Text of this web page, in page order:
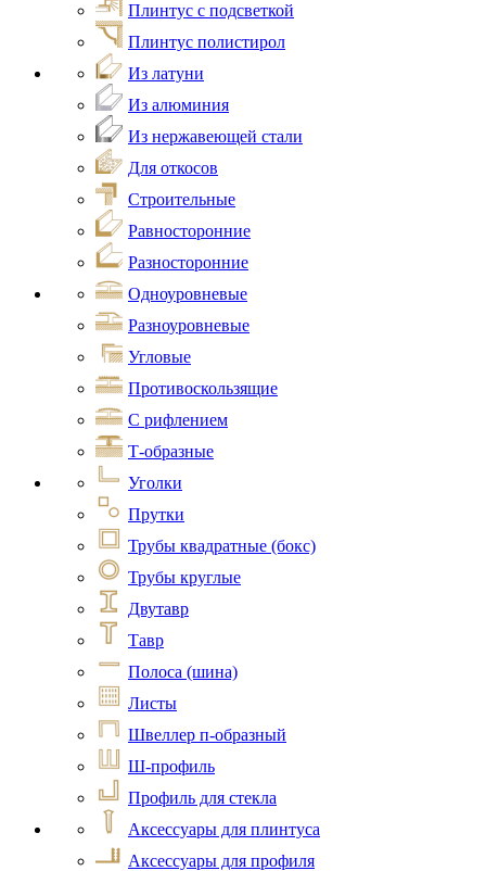
Плинтус с подсветкой
Плинтус полистирол
Из латуни
Из алюминия
Из нержавеющей стали
Для откосов
Строительные
Равносторонние
Разносторонние
Одноуровневые
Разноуровневые
Угловые
Противоскользящие
С рифлением
Т-образные
Уголки
Прутки
Трубы квадратные (бокс)
Трубы круглые
Двутавр
Тавр
Полоса (шина)
Листы
Швеллер п-образный
Ш-профиль
Профиль для стекла
Аксессуары для плинтуса
Аксессуары для профиля